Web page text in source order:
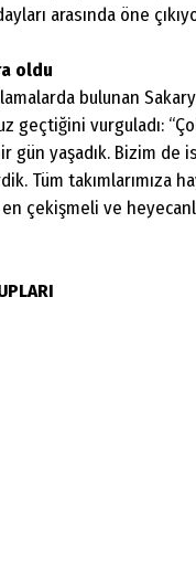
arasında öne
oldu
bulunan
geçtiğini vurguladı:
gün yaşadık. Bizim de
Tüm takımlarımıza
çekişmeli ve heyecanlı